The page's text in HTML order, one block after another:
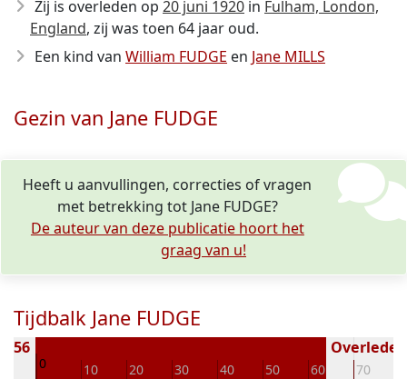
Zij is overleden op 20 juni 1920 in Fulham, London,
England, zij was toen 64 jaar oud.
Een kind van William FUDGE en Jane MILLS
Gezin van Jane FUDGE
Heeft u aanvullingen, correcties of vragen
met betrekking tot Jane FUDGE?
De auteur van deze publicatie hoort het
graag van u!
Tijdbalk Jane FUDGE
0 10 20 30 40 50 60 70